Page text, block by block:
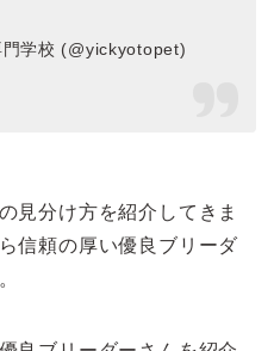
学校 (@yickyotopet)
見分け方を紹介してきま
信頼の厚い優良ブリーダ